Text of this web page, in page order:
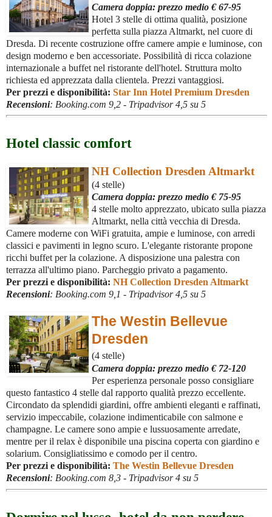
Camera doppia: prezzo medio € 67-95
Hotel 3 stelle di ottima qualità, posizione
perfetta sulla piazza Altmarkt, nel cuore di
Dresda. Di recente costruzione offre camere ampie e luminose, con
design moderno e ben accessoriate. Possibilità di ricca colazione
internazionale a buffet nel ristorante dell'hotel. Struttura molto
richiesta ed apprezzata dalla clientela. Prezzi vantaggiosi.
Per prezzi e disponibilità: Star Inn Hotel Premium Dresden
Recensioni: Booking.com 9,2 - Tripadvisor 4,5 su 5
Hotel classic comfort
NH Collection Dresden Altmarkt
(4 stelle)
Camera doppia: prezzo medio € 75-95
4 stelle molto apprezzato, ubicato sulla piazza
Altmarkt, nella città vecchia di Dresda.
Camere moderne con WiFi gratuita, ampie e luminose, con arredi
classici e pavimenti in legno scuro. L'elegante ristorante propone
ricchi buffet per la colazione. A disposizione una palestra con
terrazza all'ultimo piano. Parcheggio privato a pagamento.
Per prezzi e disponibilità: NH Collection Dresden Altmarkt
Recensioni: Booking.com 9,1 - Tripadvisor 4,5 su 5
The Westin Bellevue
Dresden
(4 stelle)
Camera doppia: prezzo medio € 72-120
Per esperienza personale posso consigliare
questo fantastico 4 stelle dal rapporto qualità prezzo eccellente.
Circondato da splendidi giardini, offre ambienti eleganti e raffinati,
servizio impeccabile, colazione indimenticabile con salmone e
champagne. Le camere sono ampie e lussuosamente arredate,
mentre per il relax è disponibile una piscina coperta con giardino e
solarium. Consigliatissimo e comodo per il centro.
Per prezzi e disponibilità: The Westin Bellevue Dresden
Recensioni: Booking.com 8,3 - Tripadvisor 4 su 5